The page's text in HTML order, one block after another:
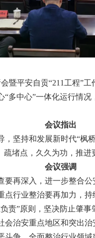
平安自贡“211工程”工
多中心”一体化运行情
会议指出
持和发展新时代“枫
堵点，久久为功，推进
会议强调
深入，进一步整合公
行业整治要再加力，
责”原则，坚决防止肇事
安重点地区和突出治